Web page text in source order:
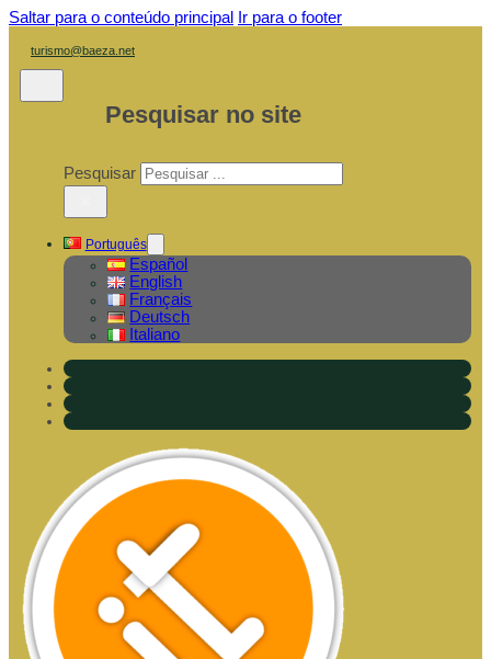
Saltar para o conteúdo principal Ir para o footer
turismo@baeza.net
Pesquisar no site
Pesquisar
Português
Español
English
Français
Deutsch
Italiano